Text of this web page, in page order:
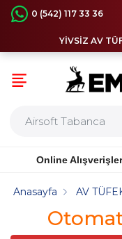
0 (542) 117 33 36
YİVSİZ AV
Online
Anasayfa AV